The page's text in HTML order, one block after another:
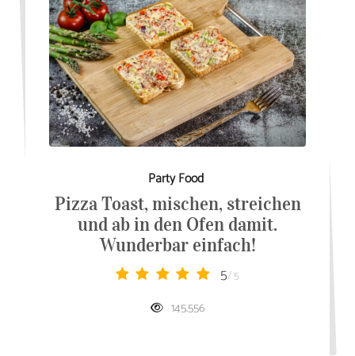
Party Food
Pizza Toast, mischen, streichen
und ab in den Ofen damit.
Wunderbar einfach!
5/ 5
145.556